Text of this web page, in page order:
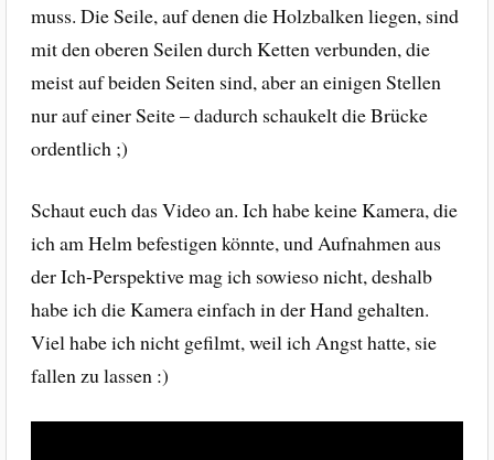
muss. Die Seile, auf denen die Holzbalken liegen, sind
mit den oberen Seilen durch Ketten verbunden, die
meist auf beiden Seiten sind, aber an einigen Stellen
nur auf einer Seite – dadurch schaukelt die Brücke
ordentlich ;)
Schaut euch das Video an. Ich habe keine Kamera, die
ich am Helm befestigen könnte, und Aufnahmen aus
der Ich-Perspektive mag ich sowieso nicht, deshalb
habe ich die Kamera einfach in der Hand gehalten.
Viel habe ich nicht gefilmt, weil ich Angst hatte, sie
fallen zu lassen :)